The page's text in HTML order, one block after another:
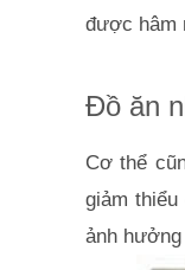
được hâm
Đồ ăn
Cơ thể
giảm
ảnh